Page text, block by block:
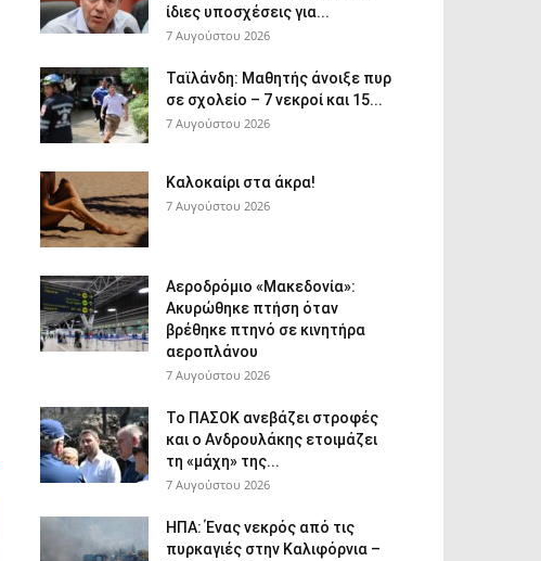
ίδιες υποσχέσεις για...
7 Αυγούστου 2026
Ταϊλάνδη: Μαθητής άνοιξε πυρ
σε σχολείο – 7 νεκροί και 15...
7 Αυγούστου 2026
Καλοκαίρι στα άκρα!
7 Αυγούστου 2026
Αεροδρόμιο «Μακεδονία»:
Ακυρώθηκε πτήση όταν
βρέθηκε πτηνό σε κινητήρα
αεροπλάνου
7 Αυγούστου 2026
Το ΠΑΣΟΚ ανεβάζει στροφές
και ο Ανδρουλάκης ετοιμάζει
τη «μάχη» της...
7 Αυγούστου 2026
ΗΠΑ: Ένας νεκρός από τις
πυρκαγιές στην Καλιφόρνια –